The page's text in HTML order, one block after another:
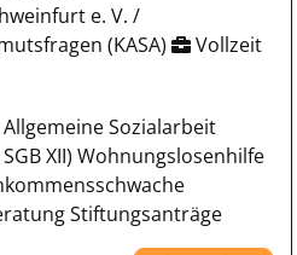
e. V. /
(KASA)
Vollzeit
Sozialarbeit
XII) Wohnungslosenhilfe
Stiftungsanträge